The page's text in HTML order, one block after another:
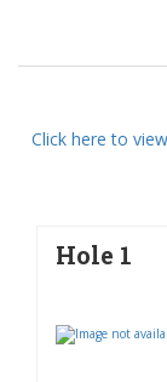
Click here to
Hole 1